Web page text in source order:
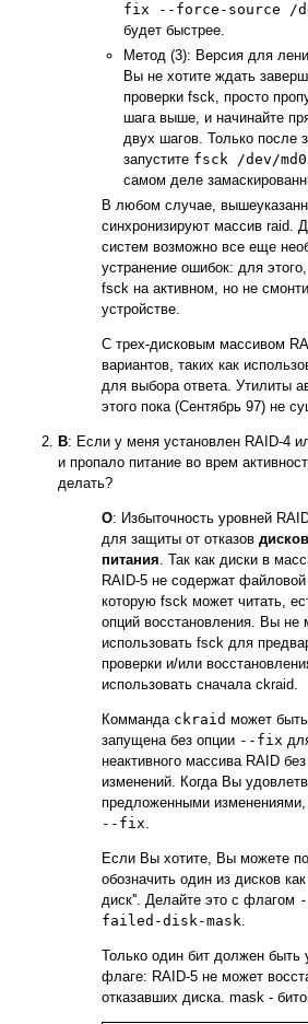
fix --force-source /
будет быстрее.
Метод (3): Версия для
Вы не хотите ждать
проверки fsck, просто
шага выше, и начинайте
двух шагов. Только после
запустите fsck /dev/md0
самом деле
В любом случае,
синхронизируют массив raid.
систем возможно все еще
устранение ошибок: для
fsck на активном, но не
устройстве.
С трех-дисковым массивом
вариантов, таких как
для выбора ответа. Утилиты
этого пока (Сентябрь 97) не
В: Если у меня установлен RAID-4
и пропало питание во врем
делать?
О: Избыточность уровней
для защиты от отказов дисков
питания. Так как диски в
RAID-5 не содержат
которую fsck может читать,
опций восстановления. Вы не
использовать fsck для
проверки и/или
использовать сначала ckraid.
Комманда ckraid может
запущена без опции --fix
неактивного массива RAID
изменений. Когда Вы
предложенными
--fix.
Если Вы хотите, Вы можете
обозначить один из дисков
диск''. Делайте это с флагом
failed-disk-mask.
Только один бит должен быть
флаге: RAID-5 не может
отказавших диска. mask -